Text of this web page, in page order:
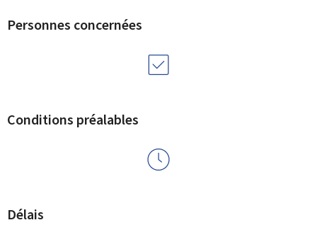
Personnes concernées
Conditions préalables
Délais